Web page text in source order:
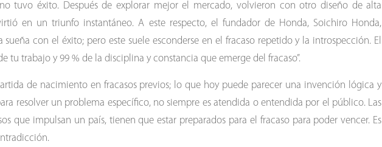
tuvo éxito. Después de explorar mejor el mercado, volvieron con otro diseño de alta
en un triunfo instantáneo. A este respecto, el fundador de Honda, Soichiro Honda,
sueña con el éxito; pero este suele esconderse en el fracaso repetido y la introspección. El
tu trabajo y 99 % de la disciplina y constancia que emerge del fracaso”.
de nacimiento en fracasos previos; lo que hoy puede parecer una invención lógica y
resolver un problema específico, no siempre es atendida o entendida por el público. Las
que impulsan un país, tienen que estar preparados para el fracaso para poder vencer. Es